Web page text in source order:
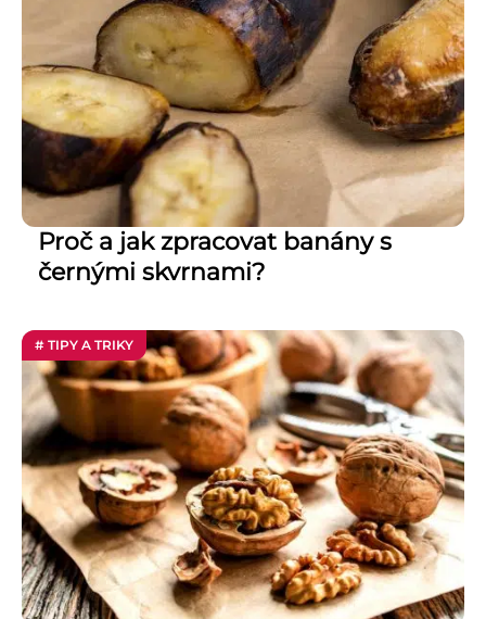
Proč a jak zpracovat banány s
černými skvrnami?
# TIPY A TRIKY